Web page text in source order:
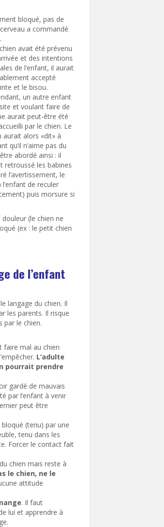
bloqué, pas de
a commandé
avait été prévenu
et des intentions
de l’enfant, il aurait
accepté
et le bisou.
un autre enfant
et voulant faire de
aurait peut-être été
par le chien. Le
aurait alors «dit» à
qu’il n’aime pas du
abordé ainsi : il
retroussé les babines
l’avertissement, le
de reculer
puis morsure si
(le chien ne
(ex : le petit chien
de l’enfant
langage du chien. Il
les parents. Il risque
par le chien.
faire mal au chien
L’adulte
pourrait prendre
gardé de mauvais
par l’enfant à venir
peut être
(tenu) par une
tenu dans les
Forcer le contact fait
chien mais reste à
le chien, ne le
attitude
. Il faut
lui et apprendre à